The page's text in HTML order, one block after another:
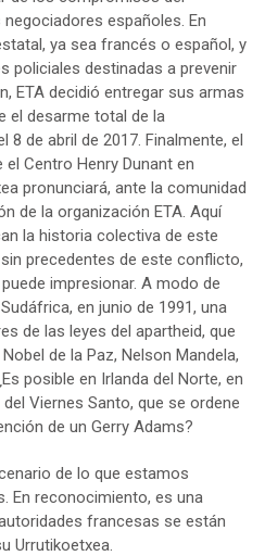
españoles. En
ya sea francés o español, y
policiales destinadas a prevenir
ETA decidió entregar sus armas
el desarme total de la
de abril de 2017. Finalmente, el
Centro Henry Dunant en
pronunciará, ante la comunidad
de la organización ETA. Aquí
la historia colectiva de este
precedentes de este conflicto,
impresionar. A modo de
en junio de 1991, una
de las leyes del apartheid, que
de la Paz, Nelson Mandela,
posible en Irlanda del Norte, en
Viernes Santo, que se ordene
de un Gerry Adams?
de lo que estamos
En reconocimiento, es una
francesas se están
Urrutikoetxea.